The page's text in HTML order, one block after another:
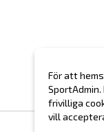
För att
frivilliga
vill